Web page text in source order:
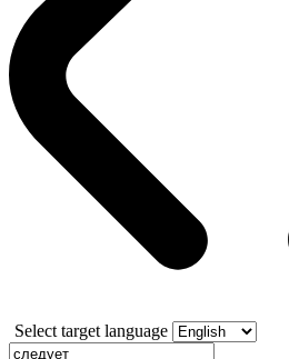
Select target language